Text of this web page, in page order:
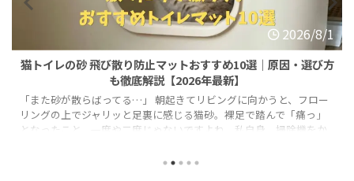
2026/8/1
猫トイレの砂 飛び散り防止マットおすすめ10選｜原因・選び方
も徹底解説【2026年最新】
「また砂が散らばってる…」 朝起きてリビングに向かうと、フロー
リングの上でジャリッと足裏に感じる猫砂。裸足で踏んで「痛っ」
となったこと、一度や二度じゃないですよね。私自身、掃除機をか
した。 この記事では、そんな「猫トイレの砂飛び散り問題」を解決